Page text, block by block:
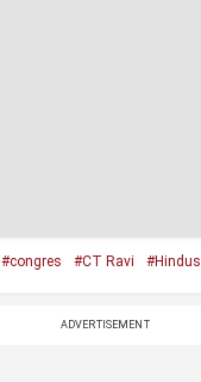
#congres #CT Ravi #Hindus
ADVERTISEMENT